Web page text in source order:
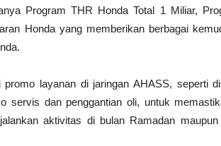
Program THR Honda Total 1 Miliar,
Honda yang memberikan berbagai
layanan di jaringan AHASS, seperti
servis dan penggantian oli, untuk
aktivitas di bulan Ramadan maupun